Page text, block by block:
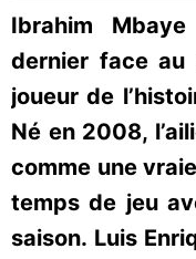
Ibrahim
dernier face au
joueur de
Né en 2008,
comme une
temps de jeu
saison. Luis